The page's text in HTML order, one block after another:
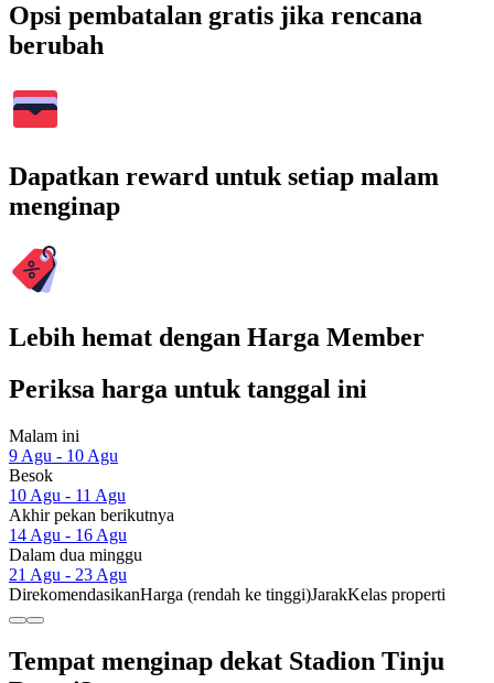
Opsi pembatalan gratis jika rencana
berubah
Dapatkan reward untuk setiap malam
menginap
Lebih hemat dengan Harga Member
Periksa harga untuk tanggal ini
Malam ini
9 Agu - 10 Agu
Besok
10 Agu - 11 Agu
Akhir pekan berikutnya
14 Agu - 16 Agu
Dalam dua minggu
21 Agu - 23 Agu
DirekomendasikanHarga (rendah ke tinggi)JarakKelas properti
Tempat menginap dekat Stadion Tinju